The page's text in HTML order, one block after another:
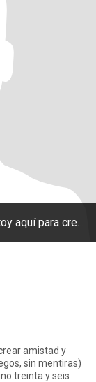
hola a todos, soy francés 🇫🇷 estoy aquí para crear amistad y correspondencia, y ver qué puede pasar (sin juegos, sin mentiras) treinta y tres Siete sesenta y siete cuarenta y uno treinta y seis sesenta y uno. Ya he visitado Colombia
sin mentiras)